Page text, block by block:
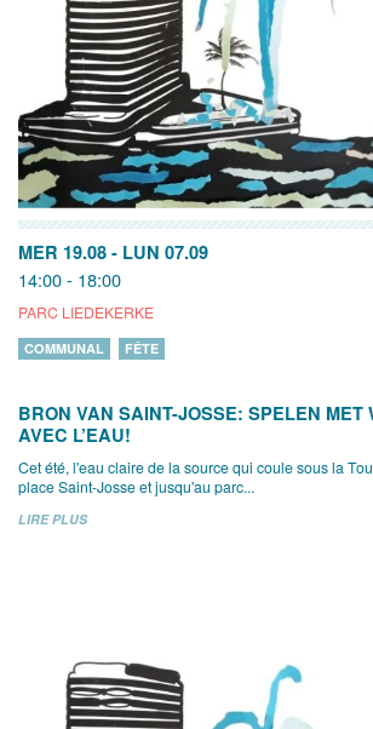
MER 19.08 - LUN 07.09
14:00 - 18:00
PARC LIEDEKERKE
COMMUNAL FÊTE
BRON VAN SAINT-JOSSE: SPELEN MET
AVEC L’EAU!
Cet été, l'eau claire de la source qui coule sous la
place Saint-Josse et jusqu'au parc...
LIRE PLUS